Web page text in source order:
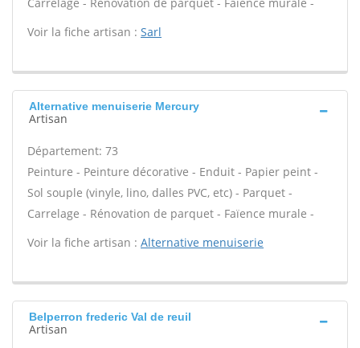
Voir la fiche artisan : Sarl
Alternative menuiserie Mercury
Artisan
Département: 73
Peinture - Peinture décorative - Enduit - Papier peint -
Sol souple (vinyle, lino, dalles PVC, etc) - Parquet -
Carrelage - Rénovation de parquet - Faïence murale -
Voir la fiche artisan : Alternative menuiserie
Belperron frederic Val de reuil
Artisan